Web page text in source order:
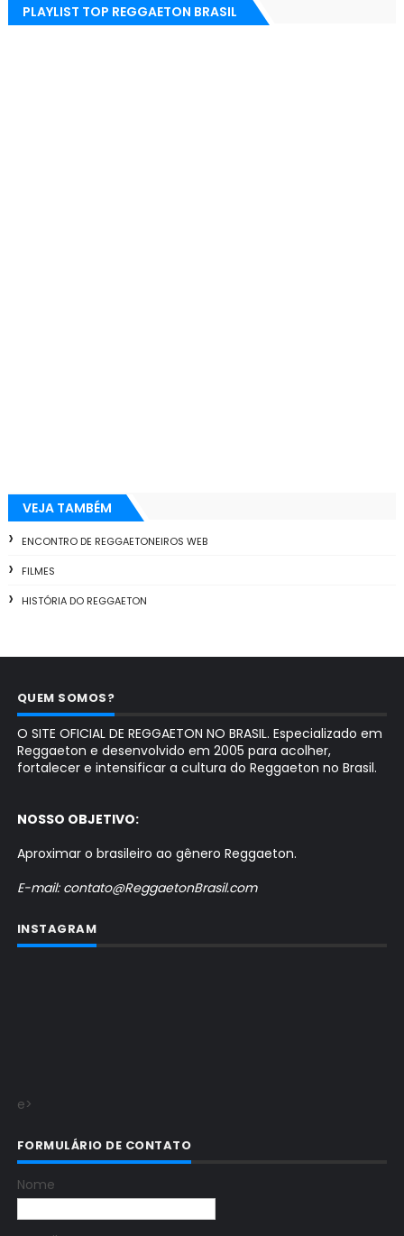
PLAYLIST TOP REGGAETON BRASIL
VEJA TAMBÉM
ENCONTRO DE REGGAETONEIROS WEB
FILMES
HISTÓRIA DO REGGAETON
QUEM SOMOS?
O SITE OFICIAL DE REGGAETON NO BRASIL. Especializado em
Reggaeton e desenvolvido em 2005 para acolher,
fortalecer e intensificar a cultura do Reggaeton no Brasil.
NOSSO OBJETIVO:
Aproximar o brasileiro ao gênero Reggaeton.
E-mail: contato@ReggaetonBrasil.com
INSTAGRAM
e>
FORMULÁRIO DE CONTATO
Nome